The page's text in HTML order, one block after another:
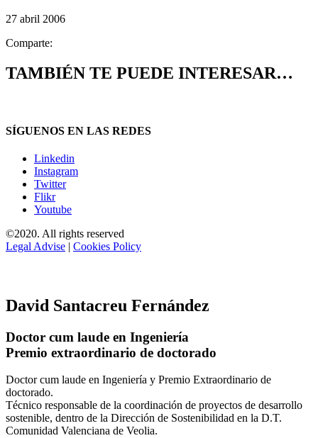
27 abril 2006
Comparte:
TAMBIÉN TE PUEDE INTERESAR…
SÍGUENOS EN LAS REDES
Linkedin
Instagram
Twitter
Flikr
Youtube
©2020. All rights reserved
Legal Advise | Cookies Policy
David Santacreu Fernández
Doctor cum laude en Ingeniería
Premio extraordinario de doctorado
Doctor cum laude en Ingeniería y Premio Extraordinario de
doctorado.
Técnico responsable de la coordinación de proyectos de desarrollo
sostenible, dentro de la Dirección de Sostenibilidad en la D.T.
Comunidad Valenciana de Veolia.